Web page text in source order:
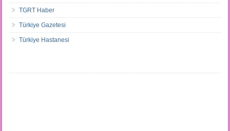
TGRT Haber
Türkiye Gazetesi
Türkiye Hastanesi